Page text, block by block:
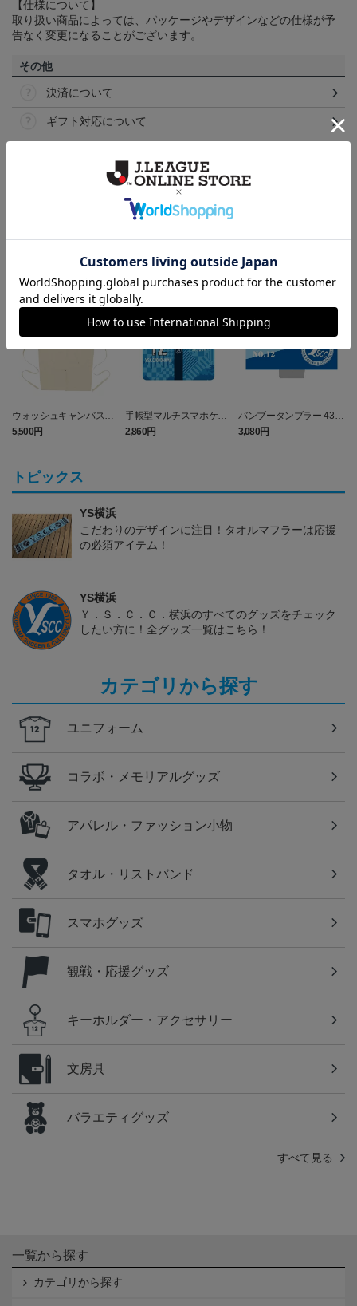
【仕様について】
取り扱い商品によっては、パッケージやデザインなどの仕様が予
告なく変更になることがございます。
その他
決済について
ギフト対応について
ランキング
ウォッシュキャンバス＆
ツイル エプロン (Y.S.C.C.
横浜)
5,500円
手帳型マルチスマホケー
ス (Y.S.C.C.横浜)
2,860円
バンブータンブラー 430
ml (Y.S.C.C.横浜)
3,080円
トピックス
YS横浜
こだわりのデザインに注目！タオルマフラーは応援
の必須アイテム！
YS横浜
Ｙ．Ｓ．Ｃ．Ｃ．横浜のすべてのグッズをチェック
したい方に！全グッズ一覧はこちら！
カテゴリから探す
ユニフォーム
コラボ・メモリアルグッズ
アパレル・ファッション小物
タオル・リストバンド
スマホグッズ
観戦・応援グッズ
キーホルダー・アクセサリー
文房具
バラエティグッズ
すべて見る
一覧から探す
カテゴリから探す